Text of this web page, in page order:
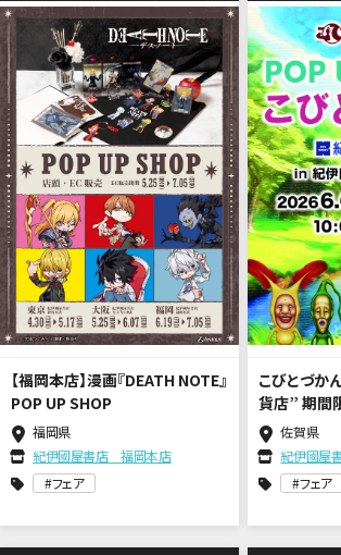
【福岡本店】漫画『DEATH NOTE』
POP UP SHOP
福岡県
紀伊國屋書店 福岡本店
フェア
こびとづか
貨店” 期間
佐賀県
紀伊國屋
フェア